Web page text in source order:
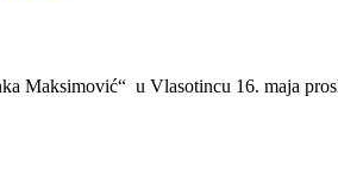
Maksimović“ u Vlasotincu 16. maja